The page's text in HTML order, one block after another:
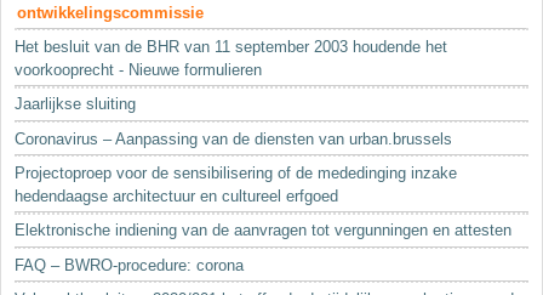
ontwikkelingscommissie
Het besluit van de BHR van 11 september 2003 houdende het
voorkooprecht - Nieuwe formulieren
Jaarlijkse sluiting
Coronavirus – Aanpassing van de diensten van urban.brussels
Projectoproep voor de sensibilisering of de mededinging inzake
hedendaagse architectuur en cultureel erfgoed
Elektronische indiening van de aanvragen tot vergunningen en attesten
FAQ – BWRO-procedure: corona